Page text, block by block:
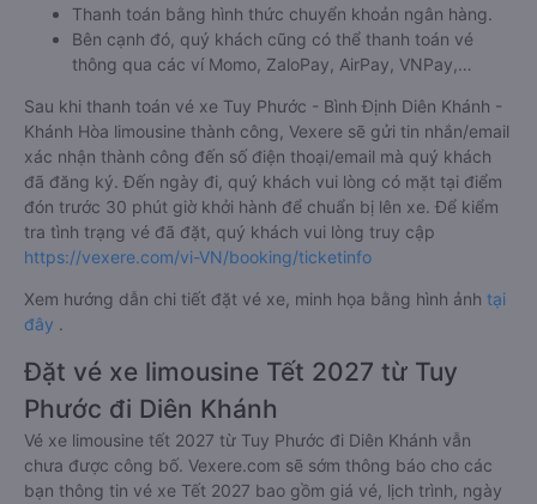
Thanh toán bằng hình thức chuyển khoản ngân hàng.
Bên cạnh đó, quý khách cũng có thể thanh toán vé
thông qua các ví Momo, ZaloPay, AirPay, VNPay,…
Sau khi thanh toán vé xe Tuy Phước - Bình Định Diên Khánh -
Khánh Hòa limousine thành công, Vexere sẽ gửi tin nhắn/email
xác nhận thành công đến số điện thoại/email mà quý khách
đã đăng ký. Đến ngày đi, quý khách vui lòng có mặt tại điểm
đón trước 30 phút giờ khởi hành để chuẩn bị lên xe. Để kiểm
tra tình trạng vé đã đặt, quý khách vui lòng truy cập
https://vexere.com/vi-VN/booking/ticketinfo
Xem hướng dẫn chi tiết đặt vé xe, minh họa bằng hình ảnh tại
đây .
Đặt vé xe limousine Tết 2027 từ Tuy
Phước đi Diên Khánh
Vé xe limousine tết 2027 từ Tuy Phước đi Diên Khánh vẫn
chưa được công bố. Vexere.com sẽ sớm thông báo cho các
bạn thông tin vé xe Tết 2027 bao gồm giá vé, lịch trình, ngày